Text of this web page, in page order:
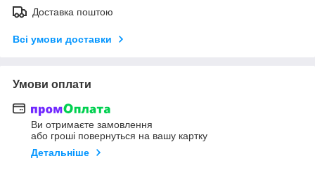
Доставка поштою
Всі умови доставки
Умови оплати
Ви отримаєте замовлення
або гроші повернуться на вашу картку
Детальніше